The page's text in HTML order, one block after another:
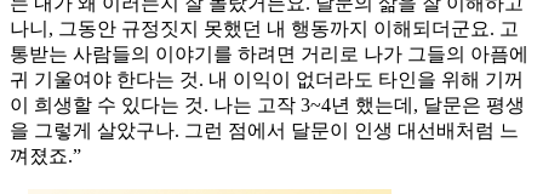
나니, 그동안 규정짓지 못했던 내 행동까지 이해되더군요. 고
통받는 사람들의 이야기를 하려면 거리로 나가 그들의 아픔에
귀 기울여야 한다는 것. 내 이익이 없더라도 타인을 위해 기꺼
이 희생할 수 있다는 것. 나는 고작 3~4년 했는데, 달문은 평생
을 그렇게 살았구나. 그런 점에서 달문이 인생 대선배처럼 느
껴졌죠.”